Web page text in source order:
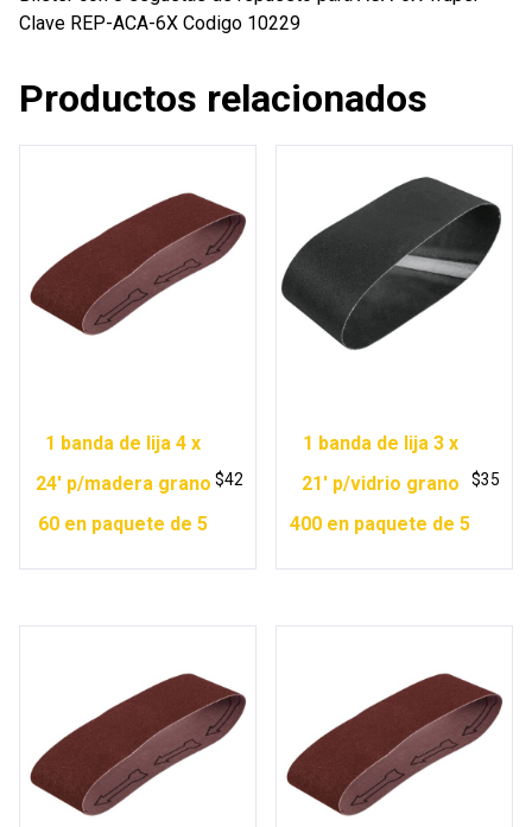
Clave REP-ACA-6X Codigo 10229
Productos relacionados
1 banda de lija 4 x
24′ p/madera grano
60 en paquete de 5
$42
1 banda de lija 3 x
21′ p/vidrio grano
400 en paquete de 5
$35